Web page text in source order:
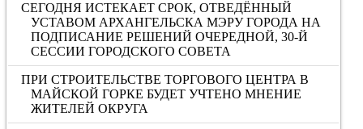
СЕГОДНЯ ИСТЕКАЕТ СРОК, ОТВЕДЁННЫЙ
УСТАВОМ АРХАНГЕЛЬСКА МЭРУ ГОРОДА НА
ПОДПИСАНИЕ РЕШЕНИЙ ОЧЕРЕДНОЙ, 30-Й
СЕССИИ ГОРОДСКОГО СОВЕТА
ПРИ СТРОИТЕЛЬСТВЕ ТОРГОВОГО ЦЕНТРА В
МАЙСКОЙ ГОРКЕ БУДЕТ УЧТЕНО МНЕНИЕ
ЖИТЕЛЕЙ ОКРУГА